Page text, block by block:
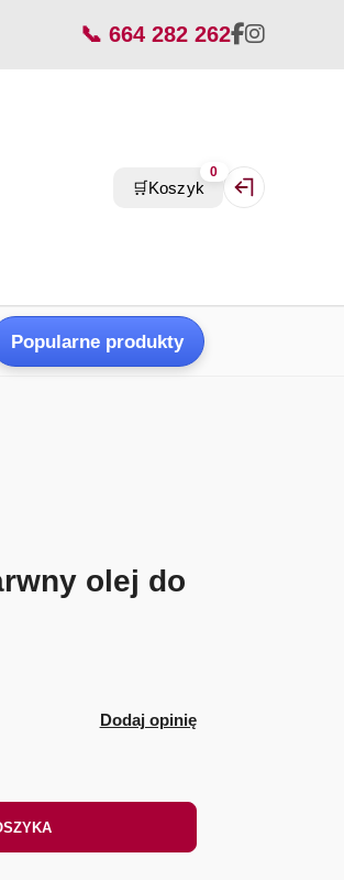
📞 664 282 262
🛒Koszyk
0
Zaloguj się /
Popularne produkty
olej do
Dodaj opinię